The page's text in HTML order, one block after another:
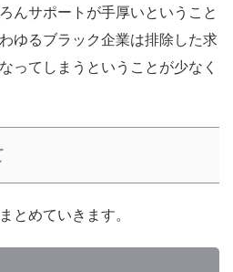
んサポートが手厚いということ
ゆるブラック企業は排除した求
ってしまうということが少なく
とめていきます。